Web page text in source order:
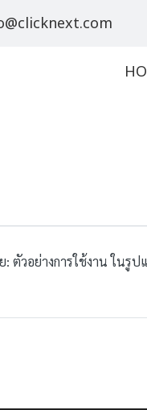
ตัวอย่างการใช้งาน ในรู